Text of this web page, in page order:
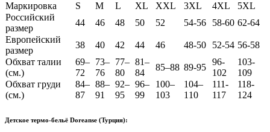
Маркировка S M L XL XXL 3XL 4XL
5XL
Российский
размер
44 46 48 50 52 54-56 58-60 62-64
Европейский
размер
38 40 42 44 46 48-50 52-54 56-58
Обхват талии
(см.)
69–
72
73–
76
77–
80
81–
84
85–88 89-95
96-
102
103-
109
Обхват груди
(см.)
84–
87
88–
91
92–
95
96–
99
100–
103
104–
110
111-
117
118-
124
Детское термо-бельё Doreanse (Турция):